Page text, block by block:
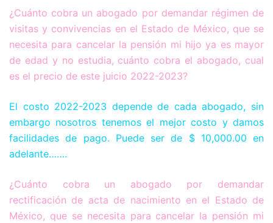
¿Cuánto cobra un abogado por demandar régimen de
visitas y convivencias en el Estado de México, que se
necesita para cancelar la pensión mi hijo ya es mayor
de edad y no estudia, cuánto cobra el abogado, cual
es el precio de este juicio 2022-2023?
El costo 2022-2023 depende de cada abogado, sin
embargo nosotros tenemos el mejor costo y damos
facilidades de pago. Puede ser de $ 10,000.00 en
adelante…….
¿Cuánto cobra un abogado por demandar
rectificación de acta de nacimiento en el Estado de
México, que se necesita para cancelar la pensión mi